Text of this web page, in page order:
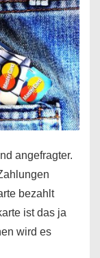
angefragter.
bezahlt
ist das ja
wird es